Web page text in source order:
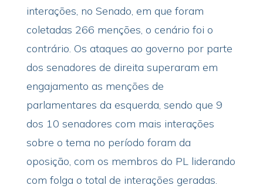
interações, no Senado, em que foram
coletadas 266 menções, o cenário foi o
contrário. Os ataques ao governo por parte
dos senadores de direita superaram em
engajamento as menções de
parlamentares da esquerda, sendo que 9
dos 10 senadores com mais interações
sobre o tema no período foram da
oposição, com os membros do PL liderando
com folga o total de interações geradas.